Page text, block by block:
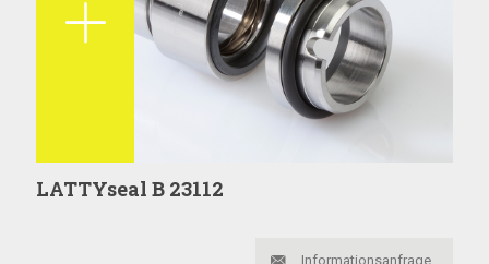
LATTYseal B 23112
Informationsanfrage